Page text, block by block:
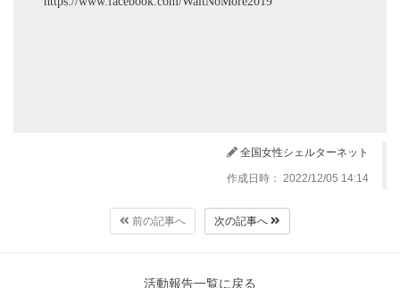
全国女性シェルターネット
作成日時： 2022/12/05 14:14
前の記事へ 次の記事へ
活動報告一覧に戻る